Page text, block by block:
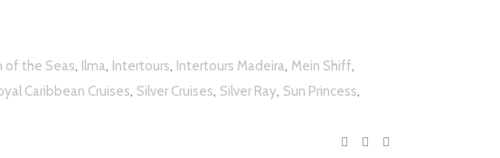
of the Seas, Ilma, Intertours, Intertours Madeira, Mein Shiff,
Caribbean Cruises, Silver Cruises, Silver Ray, Sun Princess,